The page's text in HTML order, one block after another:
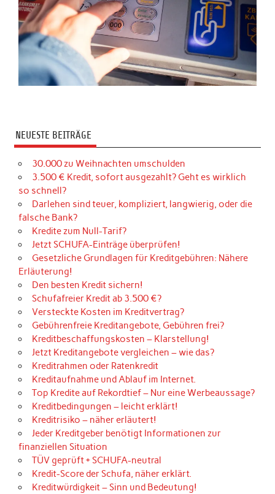
NEUESTE BEITRÄGE
30.000 zu Weihnachten umschulden
3.500 € Kredit, sofort ausgezahlt? Geht es wirklich
so schnell?
Darlehen sind teuer, kompliziert, langwierig, oder die
falsche Bank?
Kredite zum Null-Tarif?
Jetzt SCHUFA-Einträge überprüfen!
Gesetzliche Grundlagen für Kreditgebühren: Nähere
Erläuterung!
Den besten Kredit sichern!
Schufafreier Kredit ab 3.500 €?
Versteckte Kosten im Kreditvertrag?
Gebührenfreie Kreditangebote, Gebühren frei?
Kreditbeschaffungskosten – Klarstellung!
Jetzt Kreditangebote vergleichen – wie das?
Kreditrahmen oder Ratenkredit
Kreditaufnahme und Ablauf im Internet.
Top Kredite auf Rekordtief – Nur eine Werbeaussage?
Kreditbedingungen – leicht erklärt!
Kreditrisiko – näher erläutert!
Jeder Kreditgeber benötigt Informationen zur
finanziellen Situation
TÜV geprüft + SCHUFA-neutral
Kredit-Score der Schufa, näher erklärt.
Kreditwürdigkeit – Sinn und Bedeutung!